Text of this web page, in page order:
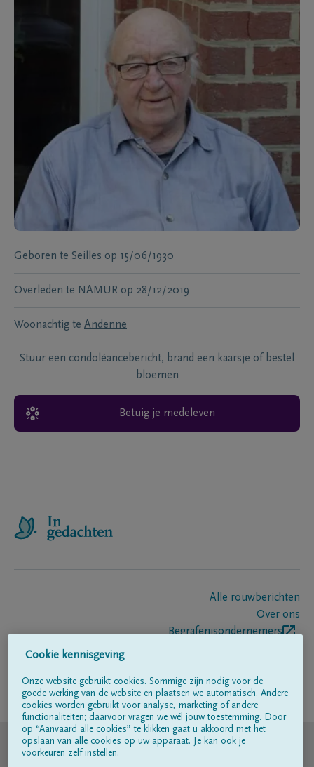
Geboren te Seilles op 15/06/1930
Overleden te NAMUR op 28/12/2019
Woonachtig te Andenne
Stuur een condoléancebericht, brand een kaarsje of bestel
bloemen
Betuig je medeleven
Alle rouwberichten
Over ons
Begrafenisondernemers
Volg ons op
© DELA
Cookie kennisgeving
Onze website gebruikt cookies. Sommige zijn nodig voor de
goede werking van de website en plaatsen we automatisch. Andere
cookies worden gebruikt voor analyse, marketing of andere
functionaliteiten; daarvoor vragen we wél jouw toestemming. Door
op “Aanvaard alle cookies” te klikken gaat u akkoord met het
opslaan van alle cookies op uw apparaat. Je kan ook je
voorkeuren zelf instellen.